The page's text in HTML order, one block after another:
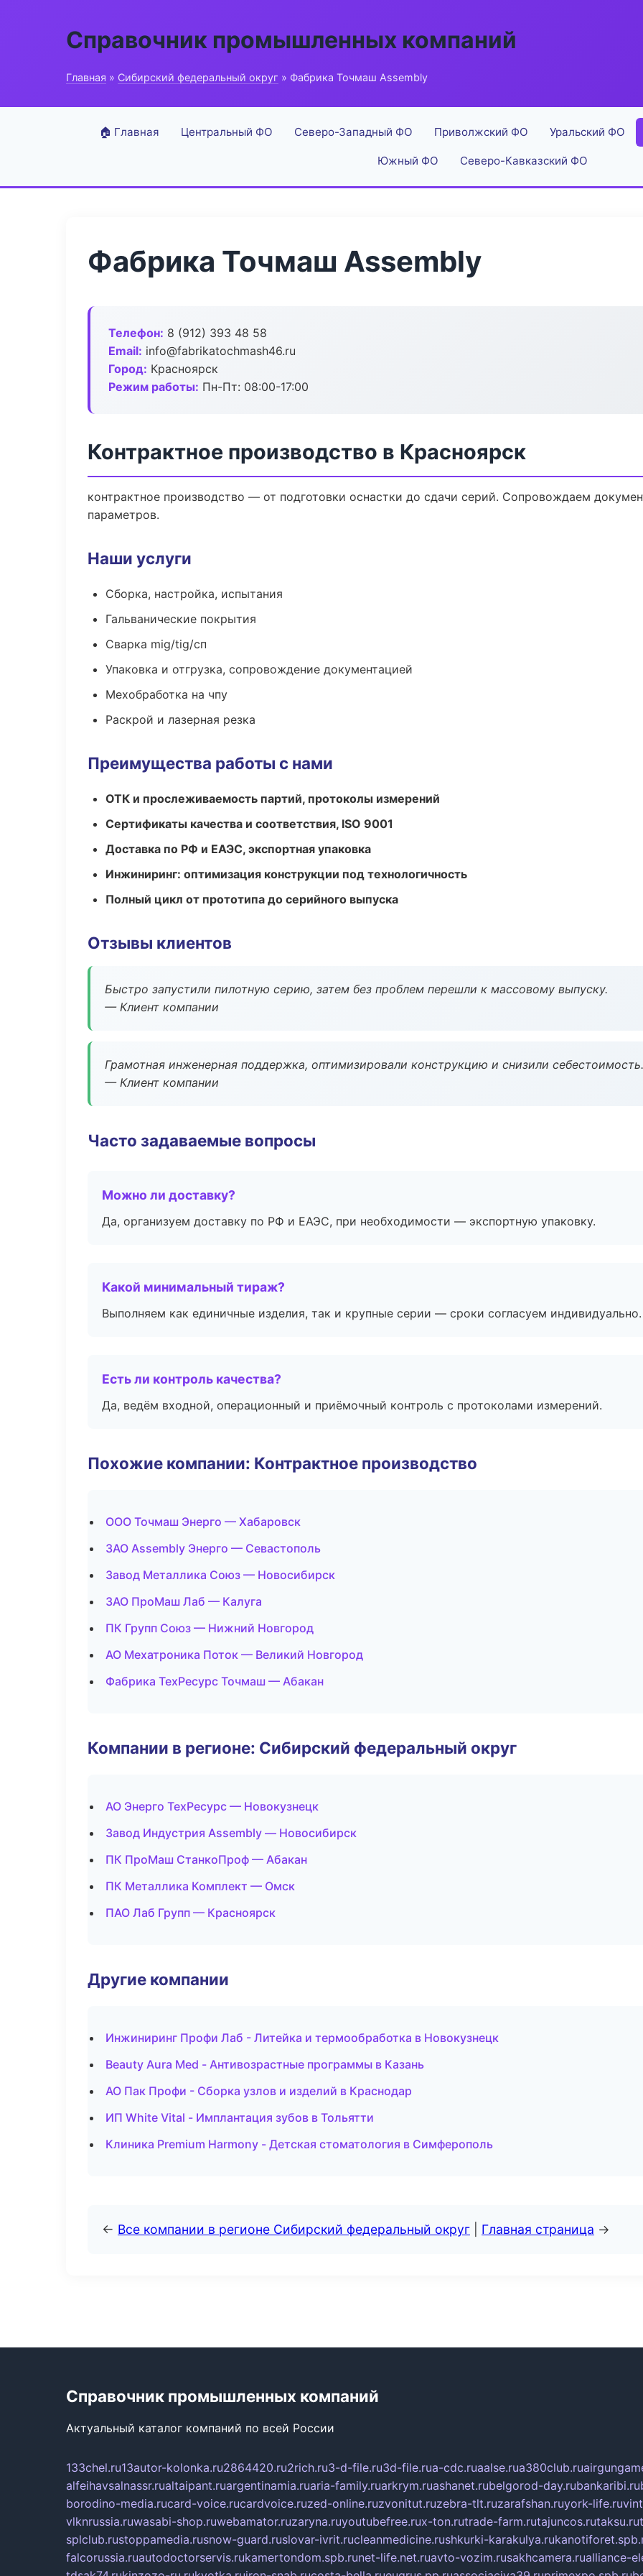
Справочник промышленных компаний
Главная » Сибирский федеральный округ » Фабрика Точмаш Assembly
🏠 Главная Центральный ФО Северо-Западный ФО Приволжский ФО Уральский ФО
Южный ФО Северо-Кавказский ФО
Фабрика Точмаш Assembly
Телефон: 8 (912) 393 48 58
Email: info@fabrikatochmash46.ru
Город: Красноярск
Режим работы: Пн-Пт: 08:00-17:00
Контрактное производство в Красноярск
контрактное производство — от подготовки оснастки до сдачи серий. Сопровождаем
параметров.
Наши услуги
Сборка, настройка, испытания
Гальванические покрытия
Сварка mig/tig/сп
Упаковка и отгрузка, сопровождение документацией
Мехобработка на чпу
Раскрой и лазерная резка
Преимущества работы с нами
ОТК и прослеживаемость партий, протоколы измерений
Сертификаты качества и соответствия, ISO 9001
Доставка по РФ и ЕАЭС, экспортная упаковка
Инжиниринг: оптимизация конструкции под технологичность
Полный цикл от прототипа до серийного выпуска
Отзывы клиентов
Быстро запустили пилотную серию, затем без проблем перешли к массовому выпуску.
— Клиент компании
Грамотная инженерная поддержка, оптимизировали конструкцию и снизили себестоимость.
— Клиент компании
Часто задаваемые вопросы
Можно ли доставку?
Да, организуем доставку по РФ и ЕАЭС, при необходимости — экспортную упаковку.
Какой минимальный тираж?
Выполняем как единичные изделия, так и крупные серии — сроки согласуем индивидуально.
Есть ли контроль качества?
Да, ведём входной, операционный и приёмочный контроль с протоколами измерений.
Похожие компании: Контрактное производство
ООО Точмаш Энерго — Хабаровск
ЗАО Assembly Энерго — Севастополь
Завод Металлика Союз — Новосибирск
ЗАО ПроМаш Лаб — Калуга
ПК Групп Союз — Нижний Новгород
АО Мехатроника Поток — Великий Новгород
Фабрика ТехРесурс Точмаш — Абакан
Компании в регионе: Сибирский федеральный округ
АО Энерго ТехРесурс — Новокузнецк
Завод Индустрия Assembly — Новосибирск
ПК ПроМаш СтанкоПроф — Абакан
ПК Металлика Комплект — Омск
ПАО Лаб Групп — Красноярск
Другие компании
Инжиниринг Профи Лаб - Литейка и термообработка в Новокузнецк
Beauty Aura Med - Антивозрастные программы в Казань
АО Пак Профи - Сборка узлов и изделий в Краснодар
ИП White Vital - Имплантация зубов в Тольятти
Клиника Premium Harmony - Детская стоматология в Симферополь
← Все компании в регионе Сибирский федеральный округ Главная страница →
Справочник промышленных компаний
Актуальный каталог компаний по всей России
133chel.ru13autor-kolonka.ru2864420.ru2rich.ru3-d-file.ru3d-file.rua-cdc.ruaalse.rua380club.ru
alfeihavsalnassr.rualtaipant.ruargentinamia.ruaria-family.ruarkrym.ruashanet.rubelgorod-day.rubankaribi.ru
borodino-media.rucard-voice.rucardvoice.ruzed-online.ruzvonitut.ruzebra-tlt.ruzarafshan.ruyork-life.ru
vlknrussia.ruwasabi-shop.ruwebamator.ruzaryna.ruyoutubefree.rux-ton.rutrade-farm.rutajuncos.rutaksu.ru
splclub.rustoppamedia.rusnow-guard.ruslovar-ivrit.rucleanmedicine.rushkurki-karakulya.ru
falcorussia.ruautodoctorservis.rukamertondom.spb.runet-life.net.ruavto-vozim.rusakhcamera.rualliance-